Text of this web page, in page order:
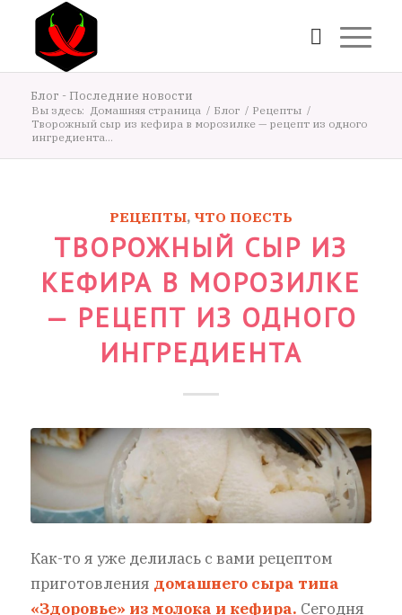
Блог - Последние новости
Вы здесь: Домашняя страница / Блог / Рецепты /
Творожный сыр из кефира в морозилке — рецепт из одного
ингредиента...
РЕЦЕПТЫ, ЧТО ПОЕСТЬ
ТВОРОЖНЫЙ СЫР ИЗ
КЕФИРА В МОРОЗИЛКЕ
— РЕЦЕПТ ИЗ ОДНОГО
ИНГРЕДИЕНТА
Как-то я уже делилась с вами рецептом
приготовления домашнего сыра типа
«Здоровье» из молока и кефира. Сегодня